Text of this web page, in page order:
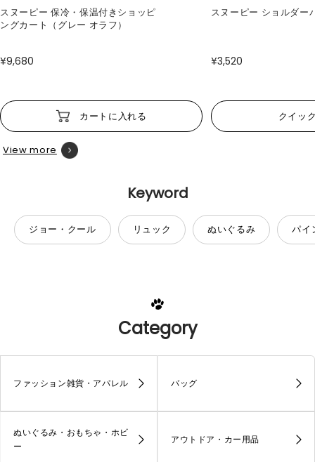
スヌーピー 保冷・保温付きショッピ
ングカート（グレー オラフ）
¥9,680
カートに入れる
スヌーピー ショルダー
¥3,520
クイッ
View more
Keyword
ジョー・クール リュック ぬいぐるみ パイ
Category
ファッション雑貨・アパレル バッグ
ぬいぐるみ・おもちゃ・ホビ
アウトドア・カー用品